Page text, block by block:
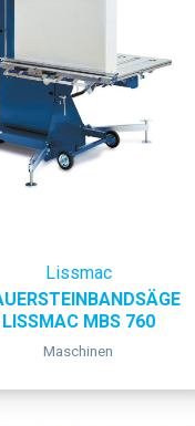
Lissmac
LISSMAC MBS 760
Maschinen